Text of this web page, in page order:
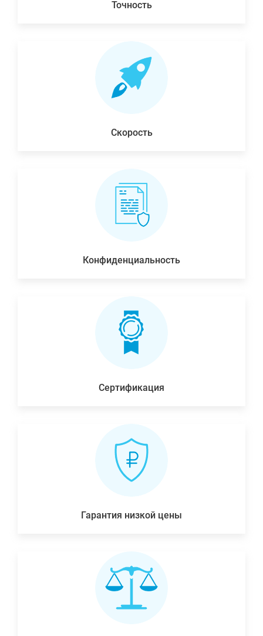
Точность
Скорость
Конфиденциальность
Сертификация
Гарантия низкой цены